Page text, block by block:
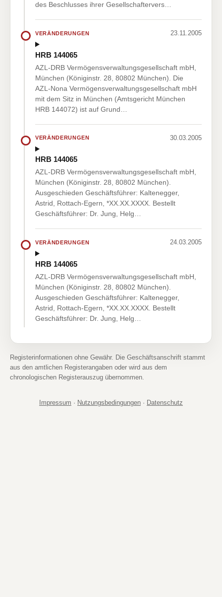
des Beschlusses ihrer Gesellschaftervers…
VERÄNDERUNGEN 23.11.2005
HRB 144065
AZL-DRB Vermögensverwaltungsgesellschaft mbH,
München (Königinstr. 28, 80802 München). Die
AZL-Nona Vermögensverwaltungsgesellschaft mbH
mit dem Sitz in München (Amtsgericht München
HRB 144072) ist auf Grund…
VERÄNDERUNGEN 30.03.2005
HRB 144065
AZL-DRB Vermögensverwaltungsgesellschaft mbH,
München (Königinstr. 28, 80802 München).
Ausgeschieden Geschäftsführer: Kaltenegger,
Astrid, Rottach-Egern, *XX.XX.XXXX. Bestellt
Geschäftsführer: Dr. Jung, Helg…
VERÄNDERUNGEN 24.03.2005
HRB 144065
AZL-DRB Vermögensverwaltungsgesellschaft mbH,
München (Königinstr. 28, 80802 München).
Ausgeschieden Geschäftsführer: Kaltenegger,
Astrid, Rottach-Egern, *XX.XX.XXXX. Bestellt
Geschäftsführer: Dr. Jung, Helg…
Registerinformationen ohne Gewähr. Die Geschäftsanschrift stammt
aus den amtlichen Registerangaben oder wird aus dem
chronologischen Registerauszug übernommen.
Impressum · Nutzungsbedingungen · Datenschutz